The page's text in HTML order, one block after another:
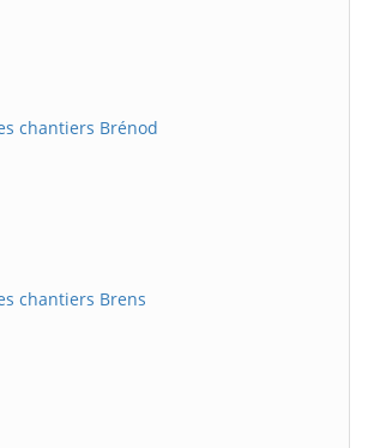
chantiers Brénod
chantiers Brens